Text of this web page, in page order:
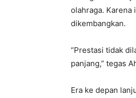
olahraga.
dikembangkan.
“Prestasi tidak
panjang,” tegas
Era ke depan